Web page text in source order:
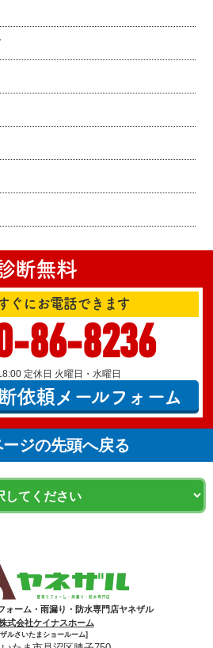
断無料
ぐにお電話できます
86-8236
定休日 火曜日・水曜日
依頼メールフォーム
ージの先頭へ戻る
ォーム・雨漏り・防水専門店ヤネザル
式会社ケイナスホーム
ルさいたまショールーム]